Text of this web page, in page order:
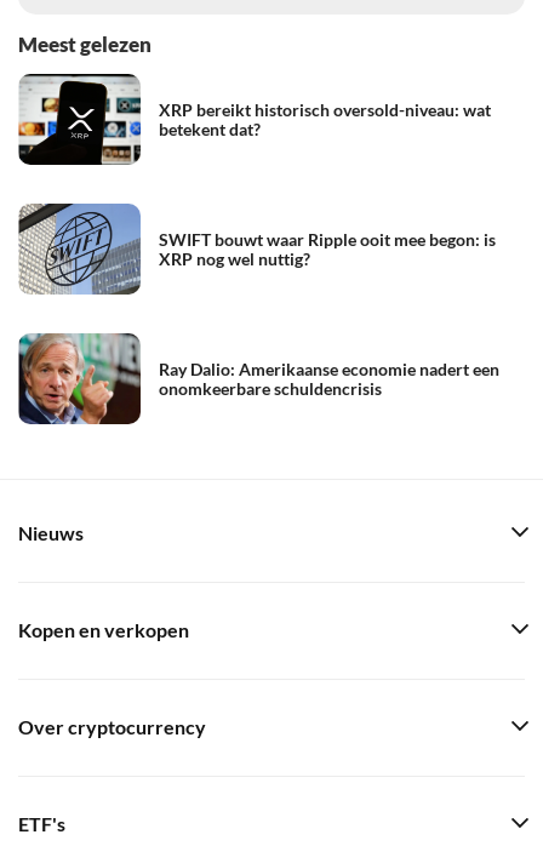
Meest gelezen
XRP bereikt historisch oversold-niveau: wat
betekent dat?
SWIFT bouwt waar Ripple ooit mee begon: is
XRP nog wel nuttig?
Ray Dalio: Amerikaanse economie nadert een
onomkeerbare schuldencrisis
Nieuws
Kopen en verkopen
Over cryptocurrency
ETF's